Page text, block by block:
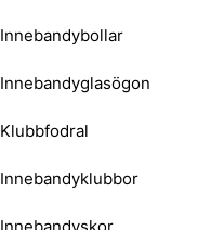
Innebandybollar
Innebandyglasögon
Klubbfodral
Innebandyklubbor